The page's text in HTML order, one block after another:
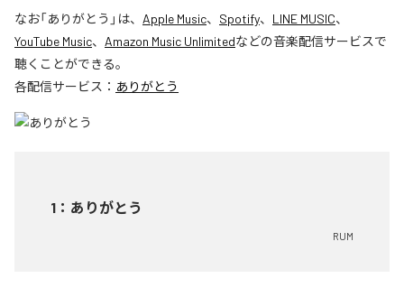
なお「ありがとう 」は、 Apple Music、 Spotify、 LINE MUSIC、
YouTube Music、 Amazon Music Unlimitedなどの音楽配信サービスで
聴くことができる。
各配信サービス： ありがとう
1 ： ありがとう
RUM